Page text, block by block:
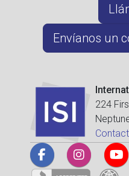
Envíanos un
224